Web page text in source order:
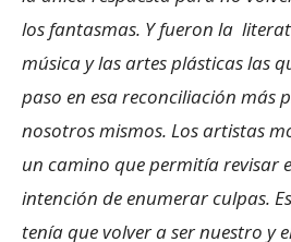
los fantasmas. Y fueron la
música y las artes plásticas las
paso en esa reconciliación más
nosotros mismos. Los artistas
un camino que permitía revisar
intención de enumerar culpas.
tenía que volver a ser nuestro y